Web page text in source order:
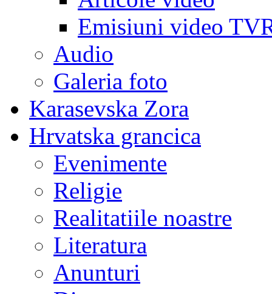
Emisiuni video
Audio
Galeria foto
Karasevska Zora
Hrvatska grancica
Evenimente
Religie
Realitatiile noastre
Literatura
Anunturi